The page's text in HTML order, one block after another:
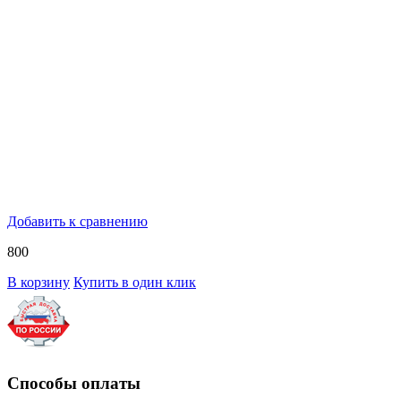
Добавить к сравнению
800
В корзину Купить в один клик
Способы оплаты